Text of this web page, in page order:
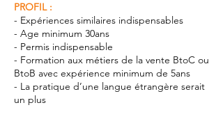
PROFIL :
- Expériences similaires indispensables
- Age minimum 30ans
- Permis indispensable
- Formation aux métiers de la vente BtoC ou
BtoB avec expérience minimum de 5ans
- La pratique d’une langue étrangère serait
un plus